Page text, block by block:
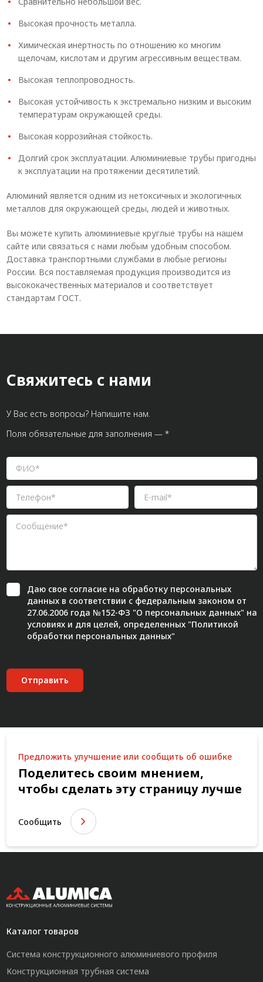
Высокая прочность металла.
Химическая инертность по отношению ко многим
щелочам, кислотам и другим агрессивным веществам.
Высокая теплопроводность.
Высокая устойчивость к экстремально низким и высоким
температурам окружающей среды.
Высокая коррозийная стойкость.
Долгий срок эксплуатации. Алюминиевые трубы пригодны
к эксплуатации на протяжении десятилетий.
Алюминий является одним из нетоксичных и экологичных
металлов для окружающей среды, людей и животных.
Вы можете купить алюминиевые круглые трубы на нашем
сайте или связаться с нами любым удобным способом.
Доставка транспортными службами в любые регионы
России. Вся поставляемая продукция производится из
высококачественных материалов и соответствует
стандартам ГОСТ.
Свяжитесь с нами
У Вас есть вопросы? Напишите нам.
Поля обязательные для заполнения — *
Даю свое согласиена обработку персональных
данных в соответствии с федеральным законом от
27.06.2006 года №152-ФЗ "О персональных данных" на
условиях и для целей, определенных "Политикой
обработки персональных данных"
Отправить
Предложить улучшение или сообщить об ошибке
Поделитесь своим мнением,
чтобы сделать эту страницу лучше
Сообщить
Каталог товаров
Система конструкционного алюминиевого профиля
Конструкционная трубная система